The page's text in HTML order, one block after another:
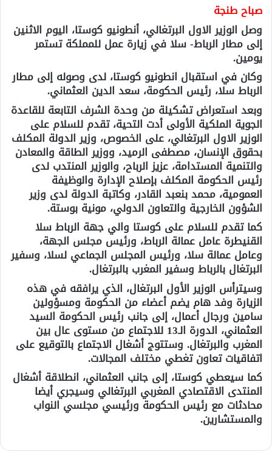
صباح طنجة
وصل الوزير الاول البرتغالي، أنطونيو كوستا، اليوم الاثنين
إلى مطار الرباط- سلا في زيارة عمل للمملكة تستمر
يومين.
وكان في استقبال انطونيو كوستا، لدى وصوله إلى مطار
الرباط سلا، رئيس الحكومة، سعد الدين العثماني.
وبعد استعراض تشكيلة من وحدة الشرف التابعة للقاعدة
الجوية الملكية الأولى أدت التحية، تقدم للسلام على
الوزير الاول البرتغالي، على الخصوص، وزير الدولة المكلف
بحقوق الإنسان، مصطفى الرميد، ووزير الطاقة والمعادن
والتنمية المستدامة، عزيز الرباح، والوزير المنتدب لدى
رئيس الحكومة المكلف بإصلاح الإدارة والوظيفة
العمومية، محمد بنعبد القادر، وكاتبة الدولة لدى وزير
الشؤون الخارجية والتعاون الدولي، مونية بوستة.
كما تقدم للسلام على كوستا والي جهة الرباط سلا
القنيطرة عامل عمالة الرباط، ورئيس مجلس الجهة،
وعامل عمالة سلا، ورئيس المجلس الجماعي لسلا، وسفير
البرتغال بالرباط وسفير المغرب بالبرتغال.
وسيترأس الوزير الأول البرتغال، الذي يرافقه في هذه
الزيارة وفد هام يضم أعضاء من الحكومة ومسؤولين
سامين ورجال أعمال، إلى جانب رئيس الحكومة السيد
العثماني، الدورة الـ13 للاجتماع من مستوى عال بين
المغرب والبرتغال. وستتوج أشغال الاجتماع بالتوقيع على
اتفاقيات تعاون تغطي مختلف المجالات.
كما سيعطي كوستا، إلى جانب العثماني، انطلاقة أشغال
المنتدى الاقتصادي المغربي البرتغالي وسيجري أيضا
محادثات مع رئيس الحكومة ورئيسي مجلسي النواب
والمستشارين.